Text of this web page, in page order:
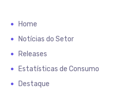
Home
Notícias do Setor
Releases
Estatísticas de Consumo
Destaque